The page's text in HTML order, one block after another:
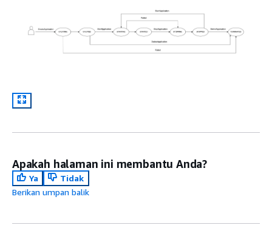
Apakah halaman ini membantu Anda?
Ya
Tidak
Berikan umpan balik